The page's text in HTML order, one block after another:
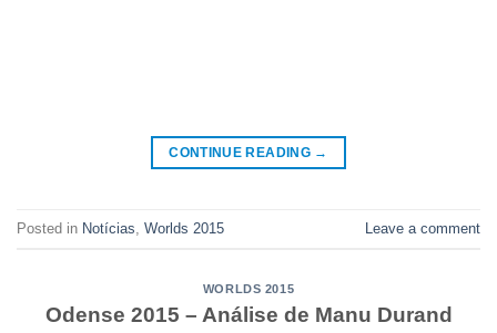
CONTINUE READING →
Posted in Notícias Worlds 2015 Leave a comment
WORLDS 2015
Odense 2015 – Análise de Manu Durand